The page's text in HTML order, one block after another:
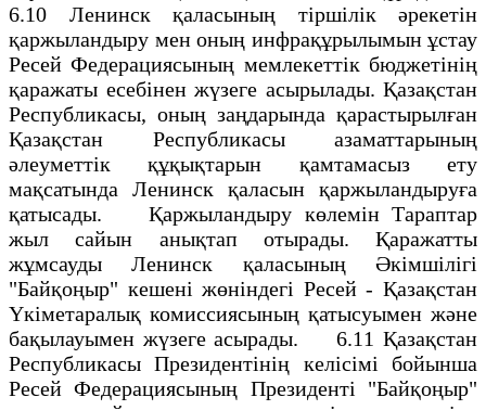
6.10 Ленинск қаласының тіршілік әрекетін
қаржыландыру мен оның инфрақұрылымын ұстау
Ресей Федерациясының мемлекеттік бюджетінің
қаражаты есебінен жүзеге асырылады. Қазақстан
Республикасы, оның заңдарында қарастырылған
Қазақстан Республикасы азаматтарының
әлеуметтік құқықтарын қамтамасыз ету
мақсатында Ленинск қаласын қаржыландыруға
қатысады. Қаржыландыру көлемін Тараптар
жыл сайын анықтап отырады. Қаражатты
жұмсауды Ленинск қаласының Әкімшілігі
"Байқоңыр" кешені жөніндегі Ресей - Қазақстан
Үкіметаралық комиссиясының қатысуымен және
бақылауымен жүзеге асырады. 6.11 Қазақстан
Республикасы Президентінің келісімі бойынша
Ресей Федерациясының Президенті "Байқоңыр"